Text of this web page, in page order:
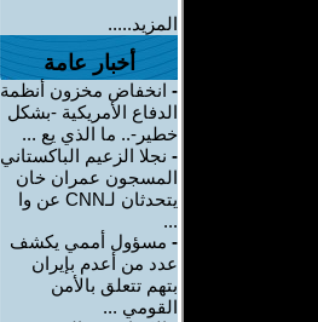
المزيد.....
أخبار عامة
- انخفاض مخزون أنظمة
الدفاع الأمريكية -بشكل
خطير-.. ما الذي يع ...
- نجلا الزعيم الباكستاني
المسجون عمران خان
يتحدثان لـCNN عن وا
...
- مسؤول أممي يكشف
عدد من أعدم بإيران
بتهم تتعلق بالأمن
القومي ...